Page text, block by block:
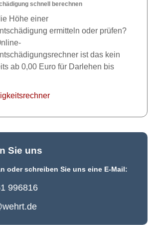
schnell berechnen
Höhe einer
ermitteln oder prüfen?
ist das kein
ab 0,00 Euro für Darlehen bis
Sie uns
oder schreiben Sie uns eine E-Mail:
996816